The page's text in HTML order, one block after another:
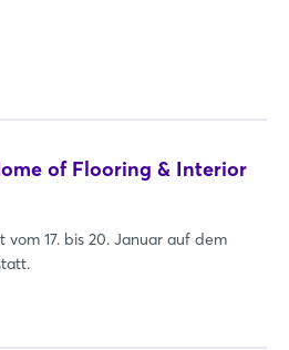
of Flooring & Interior
vom 17. bis 20. Januar auf dem